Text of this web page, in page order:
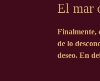
El mar
Finalmente,
de lo
deseo. En